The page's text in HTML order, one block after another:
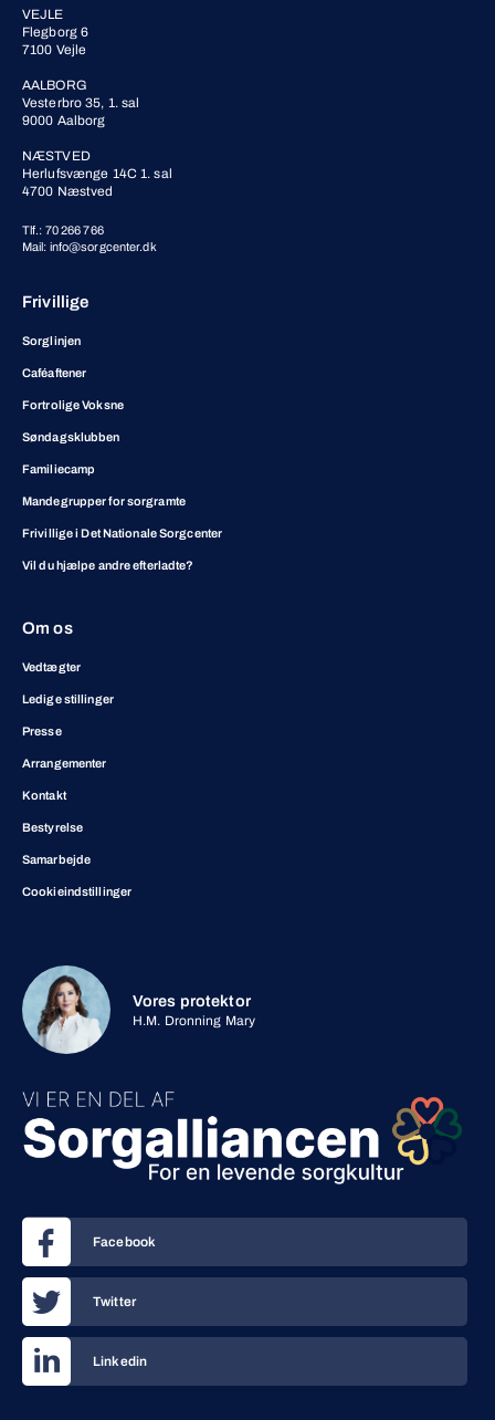
VEJLE
Flegborg 6
7100 Vejle
AALBORG
Vesterbro 35, 1. sal
9000 Aalborg
NÆSTVED
Herlufsvænge 14C 1. sal
4700 Næstved
Tlf.: 70 266 766
Mail: info@sorgcenter.dk
Frivillige
Sorglinjen
Caféaftener
Fortrolige Voksne
Søndagsklubben
Familiecamp
Mandegrupper for sorgramte
Frivillige i Det Nationale Sorgcenter
Vil du hjælpe andre efterladte?
Om os
Vedtægter
Ledige stillinger
Presse
Arrangementer
Kontakt
Bestyrelse
Samarbejde
Cookieindstillinger
Vores protektor
H.M. Dronning Mary
Facebook
Twitter
Linkedin